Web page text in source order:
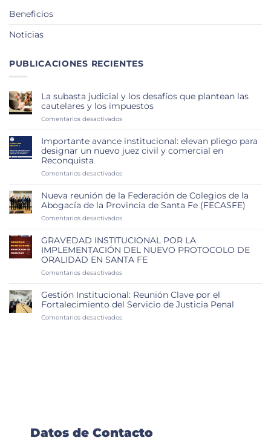
Beneficios
Noticias
PUBLICACIONES RECIENTES
La subasta judicial y los desafíos que plantean las
cautelares y los impuestos
Comentarios desactivadosen
subasta
judicial
y
desafíos
plantean
las
cautelares
y
impuestos
Importante avance institucional: elevan pliego para
designar un nuevo juez civil y comercial en
Reconquista
Comentarios desactivadosen
avance
institucional:
elevan
pliego
designar
un
nuevo
juez
civil
comercial
en
Reconquista
Nueva reunión de la Federación de Colegios de la
Abogacía de la Provincia de Santa Fe (FECASFE)
Comentarios desactivadosen
reunión
de
la
Federación
de
de
la
Abogacía
de
GRAVEDAD INSTITUCIONAL POR LA
IMPLEMENTACIÓN DEL NUEVO PROTOCOLO DE
ORALIDAD EN SANTA FE
Comentarios desactivadosen
INSTITUCIONAL
POR
LA
IMPLEMENTACIÓN
Gestión Institucional: Reunión Clave por el
Fortalecimiento del Servicio de Justicia Penal
Comentarios desactivadosen
Datos de Contacto